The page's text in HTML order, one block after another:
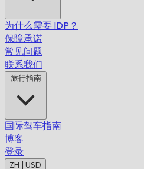
为什么需要 IDP？
保障承诺
常见问题
联系我们
旅行指南
国际驾车指南
博客
登录
ZH | USD